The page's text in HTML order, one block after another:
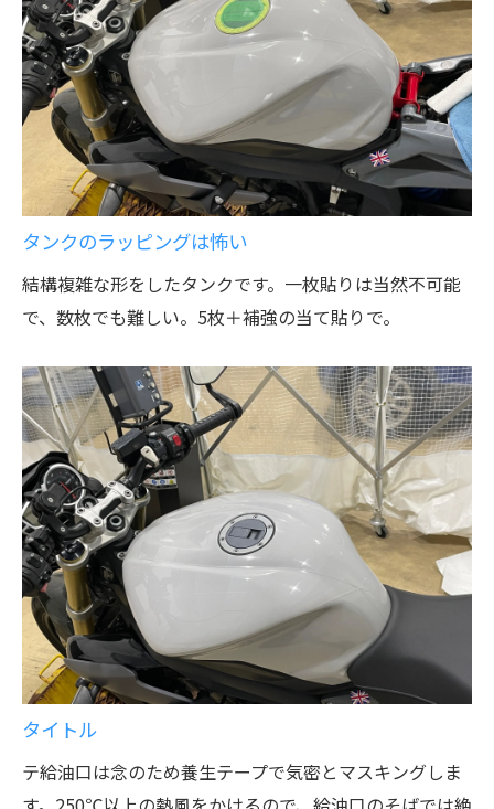
タンクのラッピングは怖い
結構複雑な形をしたタンクです。一枚貼りは当然不可能
で、数枚でも難しい。5枚＋補強の当て貼りで。
タイトル
テ給油口は念のため養生テープで気密とマスキングしま